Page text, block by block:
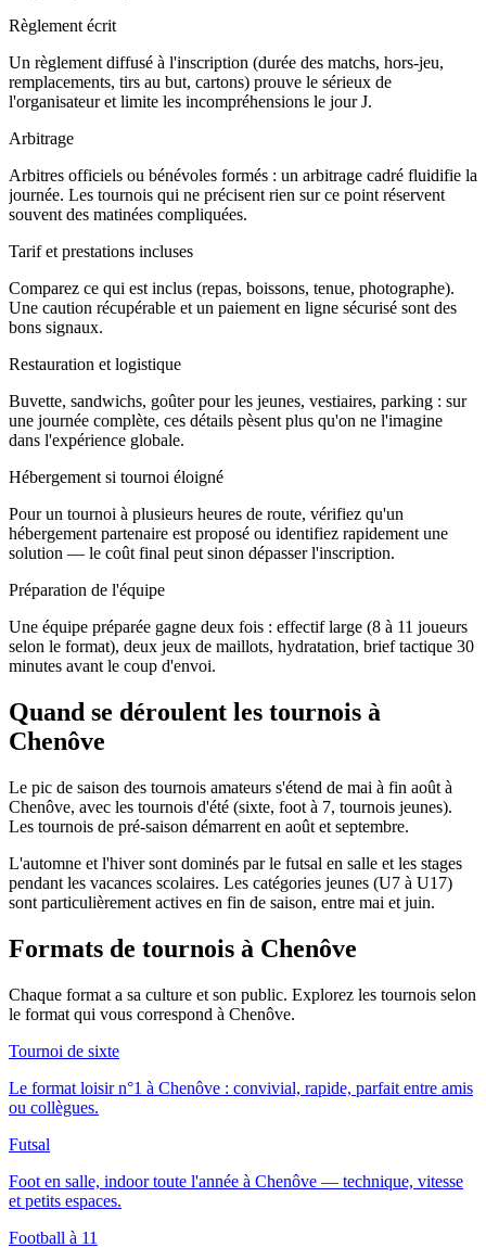
Règlement écrit
Un règlement diffusé à l'inscription (durée des matchs, hors-jeu,
remplacements, tirs au but, cartons) prouve le sérieux de
l'organisateur et limite les incompréhensions le jour J.
Arbitrage
Arbitres officiels ou bénévoles formés : un arbitrage cadré fluidifie la
journée. Les tournois qui ne précisent rien sur ce point réservent
souvent des matinées compliquées.
Tarif et prestations incluses
Comparez ce qui est inclus (repas, boissons, tenue, photographe).
Une caution récupérable et un paiement en ligne sécurisé sont des
bons signaux.
Restauration et logistique
Buvette, sandwichs, goûter pour les jeunes, vestiaires, parking : sur
une journée complète, ces détails pèsent plus qu'on ne l'imagine
dans l'expérience globale.
Hébergement si tournoi éloigné
Pour un tournoi à plusieurs heures de route, vérifiez qu'un
hébergement partenaire est proposé ou identifiez rapidement une
solution — le coût final peut sinon dépasser l'inscription.
Préparation de l'équipe
Une équipe préparée gagne deux fois : effectif large (8 à 11 joueurs
selon le format), deux jeux de maillots, hydratation, brief tactique 30
minutes avant le coup d'envoi.
Quand se déroulent les tournois à
Chenôve
Le pic de saison des tournois amateurs s'étend de mai à fin août à
Chenôve, avec les tournois d'été (sixte, foot à 7, tournois jeunes).
Les tournois de pré-saison démarrent en août et septembre.
L'automne et l'hiver sont dominés par le futsal en salle et les stages
pendant les vacances scolaires. Les catégories jeunes (U7 à U17)
sont particulièrement actives en fin de saison, entre mai et juin.
Formats de tournois à Chenôve
Chaque format a sa culture et son public. Explorez les tournois selon
le format qui vous correspond à Chenôve.
Tournoi de sixte
Le format loisir n°1 à Chenôve : convivial, rapide, parfait entre amis
ou collègues.
Futsal
Foot en salle, indoor toute l'année à Chenôve — technique, vitesse
et petits espaces.
Football à 11